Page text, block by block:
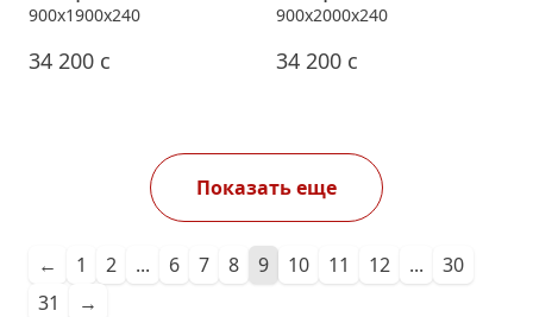
900x1900x240
34 200 c
900x2000x240
34 200 c
Показать еще
← 1 2 ... 6 7 8 9 10 11 12 ...
30
31
→